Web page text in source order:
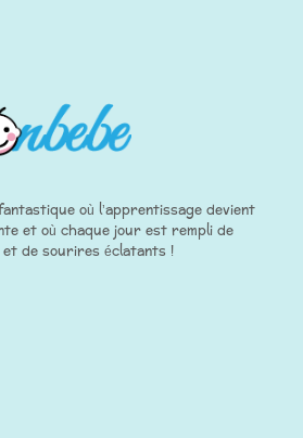
où l’apprentissage devient
et où chaque jour est rempli de
de sourires éclatants !